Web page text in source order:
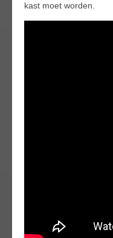
kast moet worden.